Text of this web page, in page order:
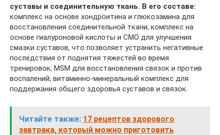
суставы и соединительную ткань. В его составе:
комплекс на основе хондроитина и глюкозамина для
восстановления соединительной ткани; комплекс на
основе гиалуроновой кислоты и СМО для улучшения
смазки суставов, что позволяет устранить негативные
последствия от поднятия тяжестей во время
тренировок; MSM для восстановления связок и против
воспалений; витаминно-минеральный комплекс для
поддержания общего здоровья суставов и связок.
Читайте также: 17 рецептов здорового
завтрака, который можно приготовить